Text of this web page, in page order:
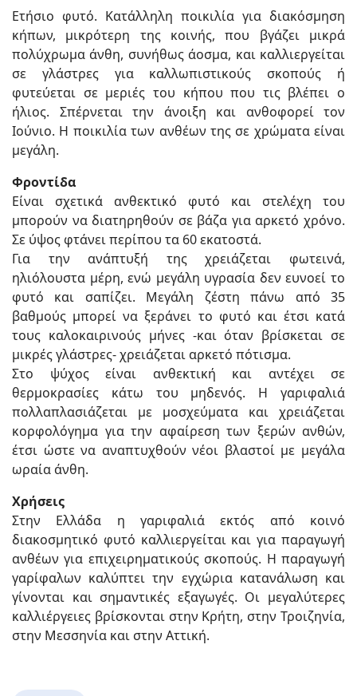
Ετήσιο φυτό. Kατάλληλη ποικιλία για διακόσμηση
κήπων, μικρότερη της κοινής, που βγάζει μικρά
πολύχρωμα άνθη, συνήθως άοσμα, και καλλιεργείται
σε γλάστρες για καλλωπιστικούς σκοπούς ή
φυτεύεται σε μεριές του κήπου που τις βλέπει ο
ήλιος. Σπέρνεται την άνοιξη και ανθοφορεί τον
Ιούνιο. Η ποικιλία των ανθέων της σε χρώματα είναι
μεγάλη.
Φροντίδα
Είναι σχετικά ανθεκτικό φυτό και στελέχη του
μπορούν να διατηρηθούν σε βάζα για αρκετό χρόνο.
Σε ύψος φτάνει περίπου τα 60 εκατοστά.
Για την ανάπτυξή της χρειάζεται φωτεινά,
ηλιόλουστα μέρη, ενώ μεγάλη υγρασία δεν ευνοεί το
φυτό και σαπίζει. Μεγάλη ζέστη πάνω από 35
βαθμούς μπορεί να ξεράνει το φυτό και έτσι κατά
τους καλοκαιρινούς μήνες -και όταν βρίσκεται σε
μικρές γλάστρες- χρειάζεται αρκετό πότισμα.
Στο ψύχος είναι ανθεκτική και αντέχει σε
θερμοκρασίες κάτω του μηδενός. Η γαριφαλιά
πολλαπλασιάζεται με μοσχεύματα και χρειάζεται
κορφολόγημα για την αφαίρεση των ξερών ανθών,
έτσι ώστε να αναπτυχθούν νέοι βλαστοί με μεγάλα
ωραία άνθη.
Χρήσεις
Στην Ελλάδα η γαριφαλιά εκτός από κοινό
διακοσμητικό φυτό καλλιεργείται και για παραγωγή
ανθέων για επιχειρηματικούς σκοπούς. Η παραγωγή
γαρίφαλων καλύπτει την εγχώρια κατανάλωση και
γίνονται και σημαντικές εξαγωγές. Οι μεγαλύτερες
καλλιέργειες βρίσκονται στην Κρήτη, στην Τροιζηνία,
στην Μεσσηνία και στην Αττική.